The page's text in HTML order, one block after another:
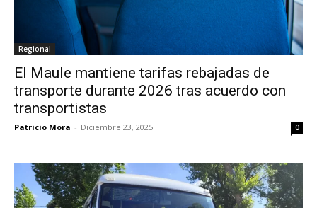
Regional
El Maule mantiene tarifas rebajadas de
transporte durante 2026 tras acuerdo con
transportistas
Patricio Mora - Diciembre 23, 2025 0